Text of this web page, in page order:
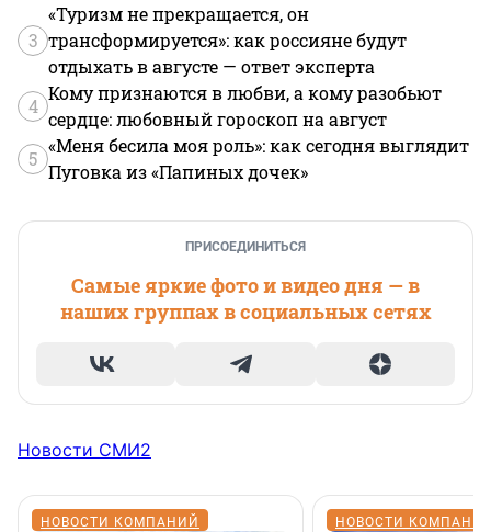
3
«Туризм не прекращается, он
трансформируется»: как россияне будут
отдыхать в августе — ответ эксперта
4
Кому признаются в любви, а кому разобьют
сердце: любовный гороскоп на август
5
«Меня бесила моя роль»: как сегодня выглядит
Пуговка из «Папиных дочек»
ПРИСОЕДИНИТЬСЯ
Самые яркие фото и видео дня — в
наших группах в социальных сетях
Новости СМИ2
НОВОСТИ КОМПАНИЙ НОВОСТИ